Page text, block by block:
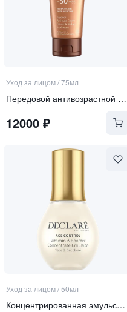
Уход за лицом/75мл
Передовой антивозрастной крем для лица SPF 50
12000 ₽
Уход за лицом/50мл
Концентрированная эмульсия-активатор витамина А 3-в-1 для зоны лица, шеи и декольте "Vitamin А booste"